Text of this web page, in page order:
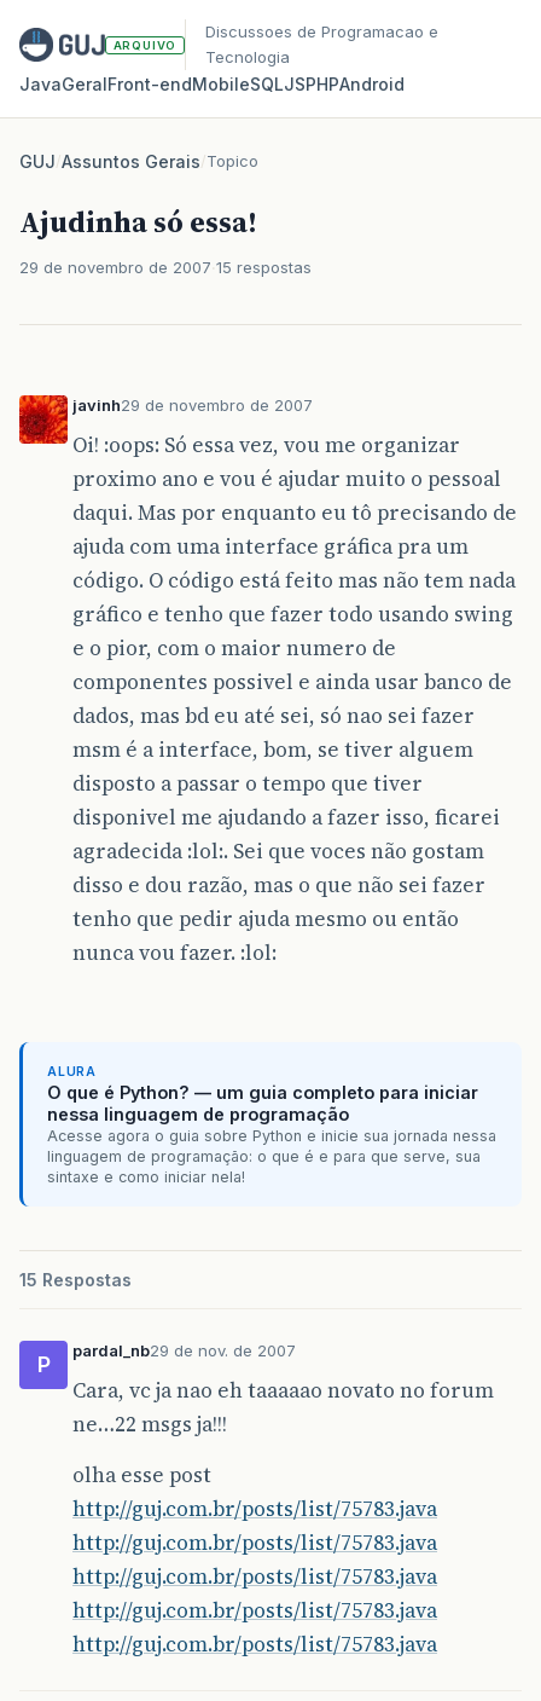
ARQUIVO
Discussoes de Programacao e
Tecnologia
JavaGeralFront‑endMobileSQLJSPHPAndroid
GUJ/Assuntos Gerais/Topico
Ajudinha só essa!
29 de novembro de 2007 15 respostas
javinh29 de novembro de 2007
Oi! :oops: Só essa vez, vou me organizar
proximo ano e vou é ajudar muito o pessoal
daqui. Mas por enquanto eu tô precisando de
ajuda com uma interface gráfica pra um
código. O código está feito mas não tem nada
gráfico e tenho que fazer todo usando swing
e o pior, com o maior numero de
componentes possivel e ainda usar banco de
dados, mas bd eu até sei, só nao sei fazer
msm é a interface, bom, se tiver alguem
disposto a passar o tempo que tiver
disponivel me ajudando a fazer isso, ficarei
agradecida :lol:. Sei que voces não gostam
disso e dou razão, mas o que não sei fazer
tenho que pedir ajuda mesmo ou então
nunca vou fazer. :lol:
ALURA
O que é Python? — um guia completo para iniciar
nessa linguagem de programação
Acesse agora o guia sobre Python e inicie sua jornada nessa
linguagem de programação: o que é e para que serve, sua
sintaxe e como iniciar nela!
15 Respostas
P
pardal_nb29 de nov. de 2007
Cara, vc ja nao eh taaaaao novato no forum
ne…22 msgs ja!!!
olha esse post
http://guj.com.br/posts/list/75783.java
http://guj.com.br/posts/list/75783.java
http://guj.com.br/posts/list/75783.java
http://guj.com.br/posts/list/75783.java
http://guj.com.br/posts/list/75783.java